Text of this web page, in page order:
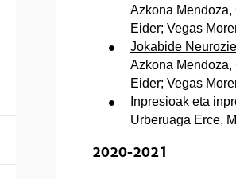
Azkona
Eider; Vegas
Jokabide
Azkona
Eider; Vegas
Inpresioak eta
Urberuaga Erce,
2020-2021